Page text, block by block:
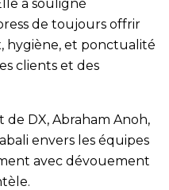
a souligné
de toujours offrir
hygiène, et ponctualité
clients et des
DX, Abraham Anoh,
envers les équipes
avec dévouement